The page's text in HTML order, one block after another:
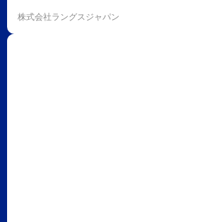
株式会社ラングスジャパン